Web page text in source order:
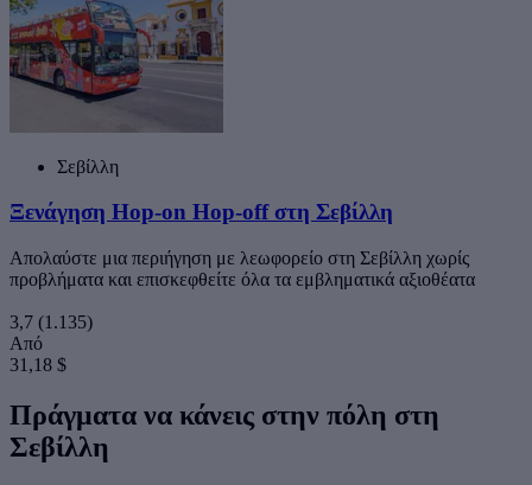
Σεβίλλη
Ξενάγηση Hop-on Hop-off στη Σεβίλλη
Απολαύστε μια περιήγηση με λεωφορείο στη Σεβίλλη χωρίς
προβλήματα και επισκεφθείτε όλα τα εμβληματικά αξιοθέατα
3,7 (1.135)
Από
31,18 $
Πράγματα να κάνεις στην πόλη στη
Σεβίλλη